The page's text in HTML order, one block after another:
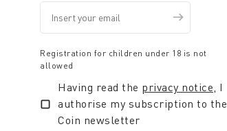
Registration for children under 18 is not
allowed
Having read the privacy notice, I
authorise my subscription to the
Coin newsletter